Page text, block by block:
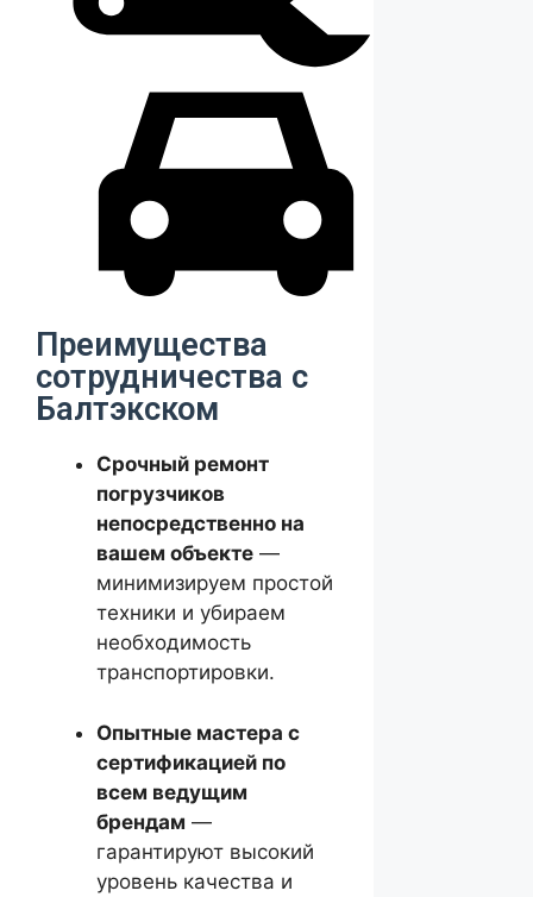
Преимущества
сотрудничества с
Балтэкском
Срочный ремонт
погрузчиков
непосредственно на
вашем объекте —
минимизируем простой
техники и убираем
необходимость
транспортировки.
Опытные мастера с
сертификацией по
всем ведущим
брендам —
гарантируют высокий
уровень качества и